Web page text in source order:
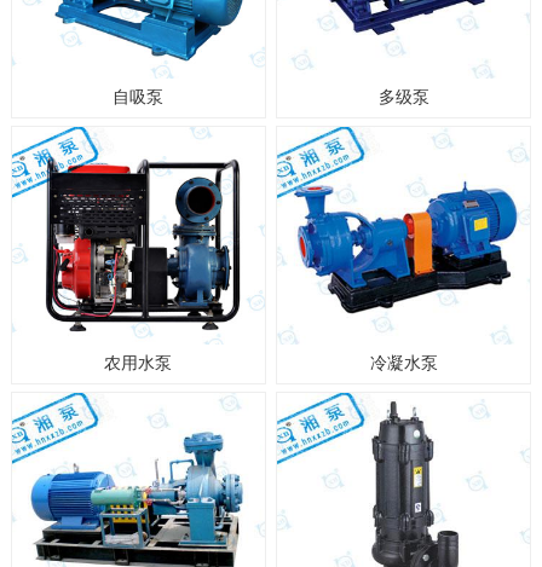
自吸泵 多级泵
农用水泵 冷凝水泵